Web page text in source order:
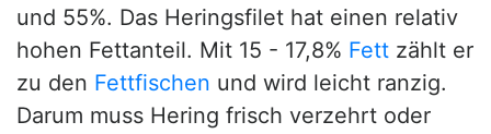
und 55%. Das Heringsfilet hat einen relativ
hohen Fettanteil. Mit 15 - 17,8% Fett zählt er
zu den Fettfischen und wird leicht ranzig.
Darum muss Hering frisch verzehrt oder